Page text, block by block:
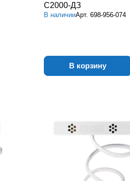
С2000-ДЗ
В наличииАрт. 698-956-074
В корзину